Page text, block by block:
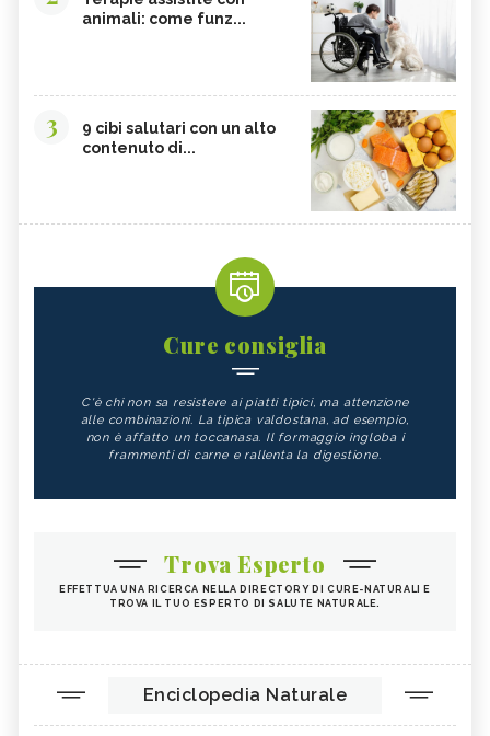
animali: come funz...
3
9 cibi salutari con un alto
contenuto di...
Cure consiglia
C'è chi non sa resistere ai piatti tipici, ma attenzione
alle combinazioni. La tipica valdostana, ad esempio,
non è affatto un toccanasa. Il formaggio ingloba i
frammenti di carne e rallenta la digestione.
Trova Esperto
EFFETTUA UNA RICERCA NELLA DIRECTORY DI CURE-NATURALI E
TROVA IL TUO ESPERTO DI SALUTE NATURALE.
Enciclopedia Naturale